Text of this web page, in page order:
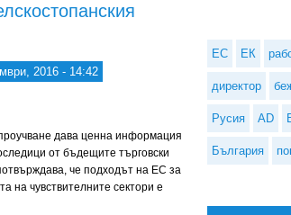
2016 - 14:42
дава ценна информация
от бъдещите търговски
че подходът на ЕС за
на чувствителните сектори е
ЕС ЕК
директор
Русия AD
България